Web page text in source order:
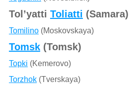
Tol’yatti Toliatti (Samara)
Tomilino(Moskovskaya)
Tomsk(Tomsk)
Topki (Kemerovo)
Torzhok(Tverskaya)